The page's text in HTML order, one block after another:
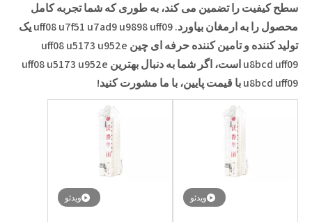
سطح کیفیت را تضمین می کند، به طوری که شما تجربه کامل
محصول را به ارمغان بیاورد.uff08 u7f51 u7ad9 u9898 uff09یک
تولید کننده و تامین کننده حرفه ای چین uff08 u5173 u952e
u8bcd uff09است، اگر شما به دنبال بهترین uff08 u5173 u952e
u8bcd uff09با قیمت پایین، با ما مشورت کنید!
ویدئو ویدئو